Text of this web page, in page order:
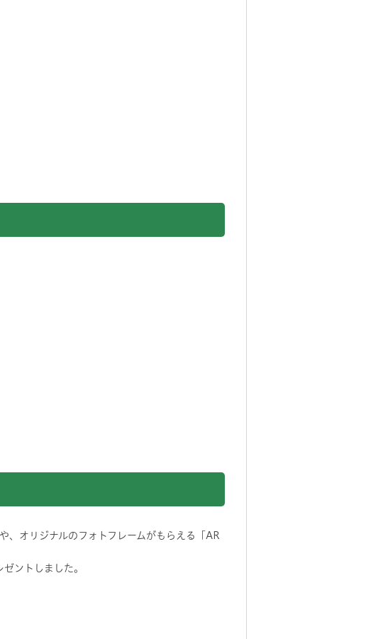
、オリジナルのフォトフレームがもらえる「AR
ントしました。